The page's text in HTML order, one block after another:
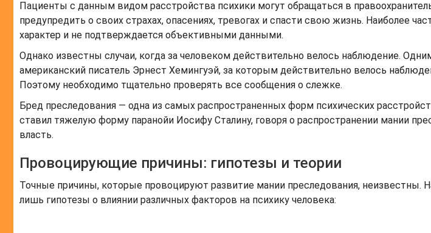
Пациенты с данным видом расстройства психики могут обращаться в
предупредить о своих страхах, опасениях, тревогах и спасти свою жизнь. Наиболее
характер и не подтверждается объективными данными.
Однако известны случаи, когда за человеком действительно велось наблюдение.
американский писатель Эрнест Хемингуэй, за которым действительно велось
Поэтому необходимо тщательно проверять все сообщения о слежке.
Бред преследования — одна из самых распространенных форм психических
ставил тяжелую форму паранойи Иосифу Сталину, говоря о распространении мании
власть.
Провоцирующие причины: гипотезы и теории
Точные причины, которые провоцируют развитие мании преследования, неизвестны.
лишь гипотезы о влиянии различных факторов на психику человека: